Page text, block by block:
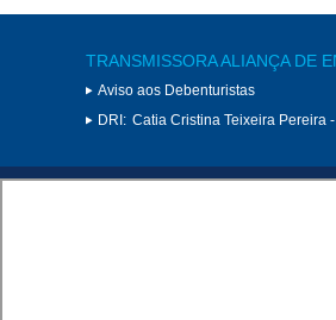
TRANSMISSORA ALIANÇA DE
Aviso aos Debenturistas
DRI: Catia Cristina Teixeira Pereira